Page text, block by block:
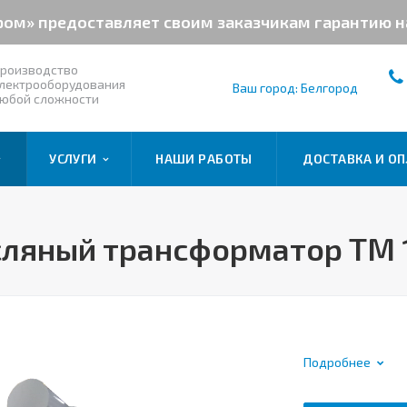
предоставляет своим заказчикам
сложности
Ваш город: Белгород
УСЛУГИ НАШИ РАБОТЫ ДОСТАВКА И
трансформатор ТМ
Подробнее